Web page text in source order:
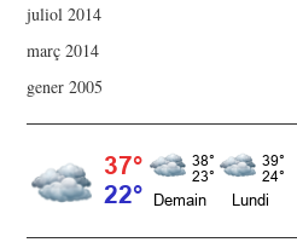
juliol 2014
març 2014
gener 2005